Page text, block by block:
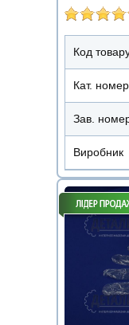
Код
Кат.
Зав.
Виробник